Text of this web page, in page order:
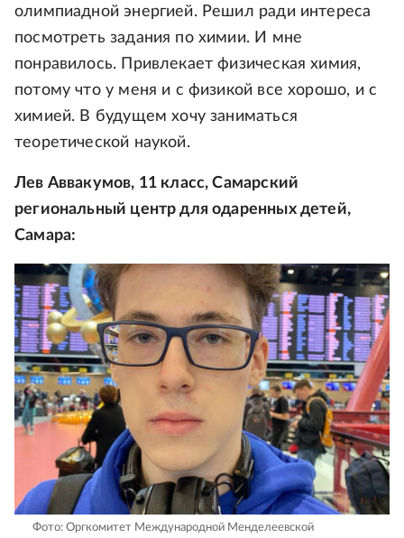
олимпиадной энергией. Решил ради интереса
посмотреть задания по химии. И мне
понравилось. Привлекает физическая химия,
потому что у меня и с физикой все хорошо, и с
химией. В будущем хочу заниматься
теоретической наукой.
Лев Аввакумов, 11 класс, Самарский
региональный центр для одаренных детей,
Самара:
Фото: Оргкомитет Международной Менделеевской